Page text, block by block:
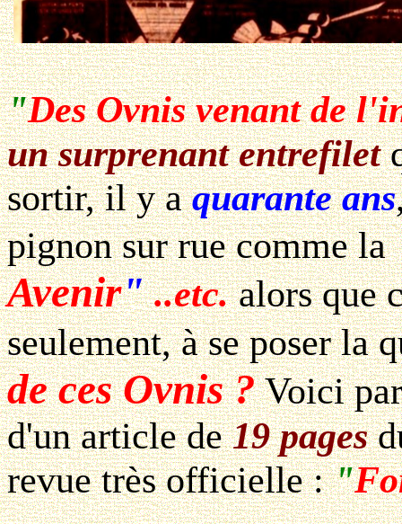
"Des Ovnis venant de
un surprenant entrefilet
sortir, il y aquarante ans
pignon sur rue comme la
Avenir" ..etc.alors que
seulement, à se poser la
de ces Ovnis ?Voici
d'un article de19 pages
revue très officielle :"